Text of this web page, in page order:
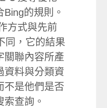
的規則。
方式與先前
同，它的結果
關聯內容所產
資料與分類資
不是他們是否
查詢。